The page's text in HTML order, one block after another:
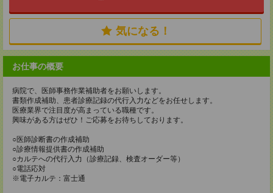
気になる！
お仕事の概要
病院で、医師事務作業補助者をお願いします。
書類作成補助、患者診療記録の代行入力などをお任せします。
医療業界で注目度が高まっている職種です。
興味がある方はぜひ！ご応募をお待ちしております。
○医師診断書の作成補助
○診療情報提供書の作成補助
○カルテへの代行入力（診療記録、検査オーダー等）
○電話応対
※電子カルテ：富士通